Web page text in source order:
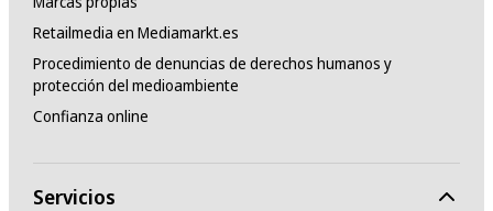
Retailmedia en Mediamarkt.es
Procedimiento de denuncias de derechos humanos y
protección del medioambiente
Confianza online
Servicios